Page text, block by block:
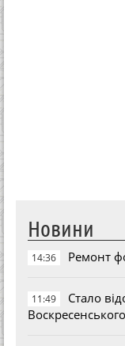
Новини
14:36 Ремонт
11:49
Стало